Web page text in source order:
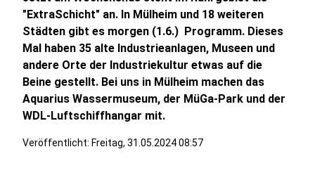
"ExtraSchicht" an. In Mülheim und 18 weiteren
Städten gibt es morgen (1.6.) Programm. Dieses
Mal haben 35 alte Industrieanlagen, Museen und
andere Orte der Industriekultur etwas auf die
Beine gestellt. Bei uns in Mülheim machen das
Aquarius Wassermuseum, der MüGa-Park und der
WDL-Luftschiffhangar mit.
Veröffentlicht: Freitag, 31.05.2024 08:57